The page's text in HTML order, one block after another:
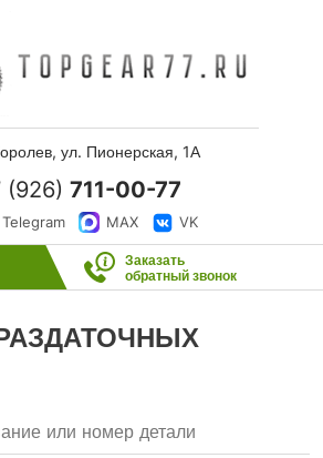
ул. Пионерская, 1А
(926) 711-00-77
Telegram MAX VK
Заказать
обратный звонок